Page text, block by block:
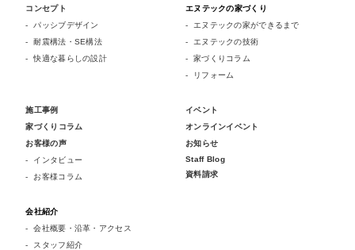
コンセプト
パッシブデザイン
耐震構法・SE構法
快適な暮らしの設計
エヌテックの家づくり
エヌテックの家ができるまで
エヌテックの技術
家づくりコラム
リフォーム
施工事例
家づくりコラム
お客様の声
インタビュー
お客様コラム
イベント
オンラインイベント
お知らせ
Staff Blog
資料請求
会社紹介
会社概要・沿革・アクセス
スタッフ紹介